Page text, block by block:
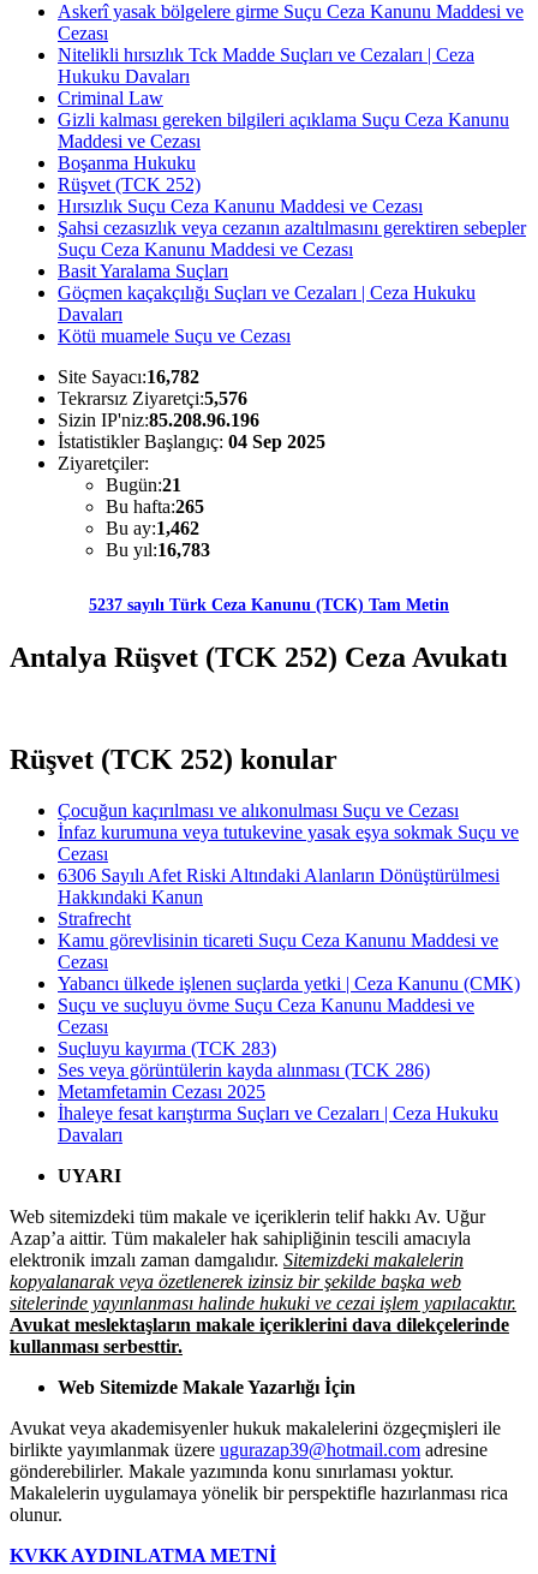
Askerî yasak bölgelere girme Suçu Ceza Kanunu Maddesi ve
Cezası
Nitelikli hırsızlık Tck Madde Suçları ve Cezaları | Ceza
Hukuku Davaları
Criminal Law
Gizli kalması gereken bilgileri açıklama Suçu Ceza Kanunu
Maddesi ve Cezası
Boşanma Hukuku
Rüşvet (TCK 252)
Hırsızlık Suçu Ceza Kanunu Maddesi ve Cezası
Şahsi cezasızlık veya cezanın azaltılmasını gerektiren sebepler
Suçu Ceza Kanunu Maddesi ve Cezası
Basit Yaralama Suçları
Göçmen kaçakçılığı Suçları ve Cezaları | Ceza Hukuku
Davaları
Kötü muamele Suçu ve Cezası
Site Sayacı:16,782
Tekrarsız Ziyaretçi:5,576
Sizin IP'niz:85.208.96.196
İstatistikler Başlangıç: 04 Sep 2025
Ziyaretçiler:
Bugün:21
Bu hafta:265
Bu ay:1,462
Bu yıl:16,783
5237 sayılı Türk Ceza Kanunu (TCK) Tam Metin
Antalya Rüşvet (TCK 252) Ceza Avukatı
Rüşvet (TCK 252) konular
Çocuğun kaçırılması ve alıkonulması Suçu ve Cezası
İnfaz kurumuna veya tutukevine yasak eşya sokmak Suçu ve
Cezası
6306 Sayılı Afet Riski Altındaki Alanların Dönüştürülmesi
Hakkındaki Kanun
Strafrecht
Kamu görevlisinin ticareti Suçu Ceza Kanunu Maddesi ve
Cezası
Yabancı ülkede işlenen suçlarda yetki | Ceza Kanunu (CMK)
Suçu ve suçluyu övme Suçu Ceza Kanunu Maddesi ve
Cezası
Suçluyu kayırma (TCK 283)
Ses veya görüntülerin kayda alınması (TCK 286)
Metamfetamin Cezası 2025
İhaleye fesat karıştırma Suçları ve Cezaları | Ceza Hukuku
Davaları
UYARI
Web sitemizdeki tüm makale ve içeriklerin telif hakkı Av. Uğur
Azap’a aittir. Tüm makaleler hak sahipliğinin tescili amacıyla
elektronik imzalı zaman damgalıdır. Sitemizdeki makalelerin
kopyalanarak veya özetlenerek izinsiz bir şekilde başka web
sitelerinde yayınlanması halinde hukuki ve cezai işlem yapılacaktır.
Avukat meslektaşların makale içeriklerini dava dilekçelerinde
kullanması serbesttir.
Web Sitemizde Makale Yazarlığı İçin
Avukat veya akademisyenler hukuk makalelerini özgeçmişleri ile
birlikte yayımlanmak üzere ugurazap39@hotmail.com adresine
gönderebilirler. Makale yazımında konu sınırlaması yoktur.
Makalelerin uygulamaya yönelik bir perspektifle hazırlanması rica
olunur.
KVKK AYDINLATMA METNİ